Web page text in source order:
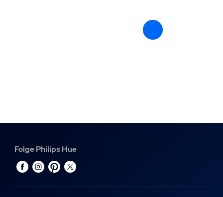
Stil
Typ
Deckenleuchten
Packmaße und Gewicht
Folge Philips Hue